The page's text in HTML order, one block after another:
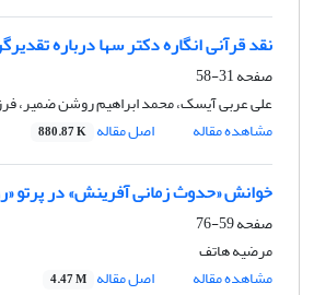
نقد قرآنی انگاره دکتر سها درباره
صفحه31-58
علی عربی آیسک، محمد ابراهیم روشن ضمیر،
مشاهده مقاله
اصل مقاله 880.87 K
خوانش «حدوث زمانی آفرینش» در پرتو
صفحه59-76
مرضیه هاتف
مشاهده مقاله
اصل مقاله 4.47 M